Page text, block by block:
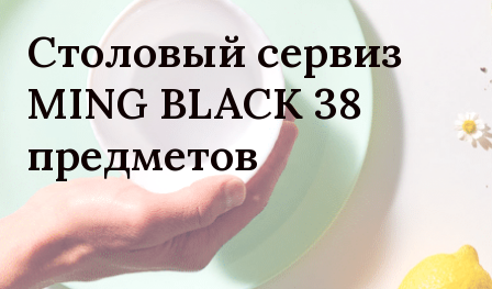
Столовый сервиз
MING BLACK 38
предметов